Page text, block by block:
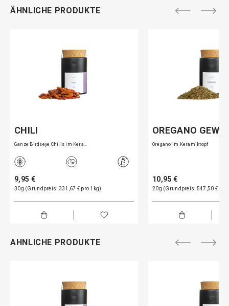
ÄHNLICHE PRODUKTE
CHILI
Ganze Birdseye Chilis im Kera…
9,95 €
30g (Grundpreis: 331,67 € pro 1kg)
OREGANO
Oregano im Keramiktopf
10,95 €
20g (Grundpreis: 547,50 € pro
AHNLICHE PRODUKTE